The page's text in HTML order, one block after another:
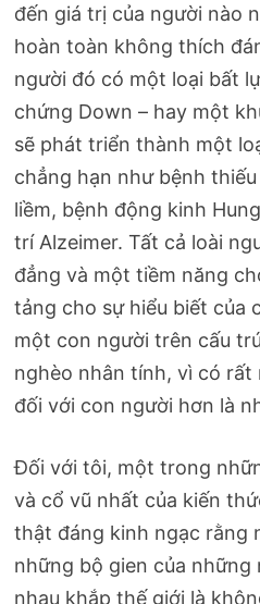
đến giá trị của người nào
hoàn toàn không thích
người đó có một loại bất
chứng Down – hay một
sẽ phát triển thành một
chẳng hạn như bệnh
liềm, bệnh động kinh
trí Alzeimer. Tất cả loài
đẳng và một tiềm năng
tảng cho sự hiểu biết của
một con người trên cấu
nghèo nhân tính, vì có
đối với con người hơn là
Đối với tôi, một trong
và cổ vũ nhất của kiến
thật đáng kinh ngạc rằng
những bộ gien của
nhau khắp thế giới là